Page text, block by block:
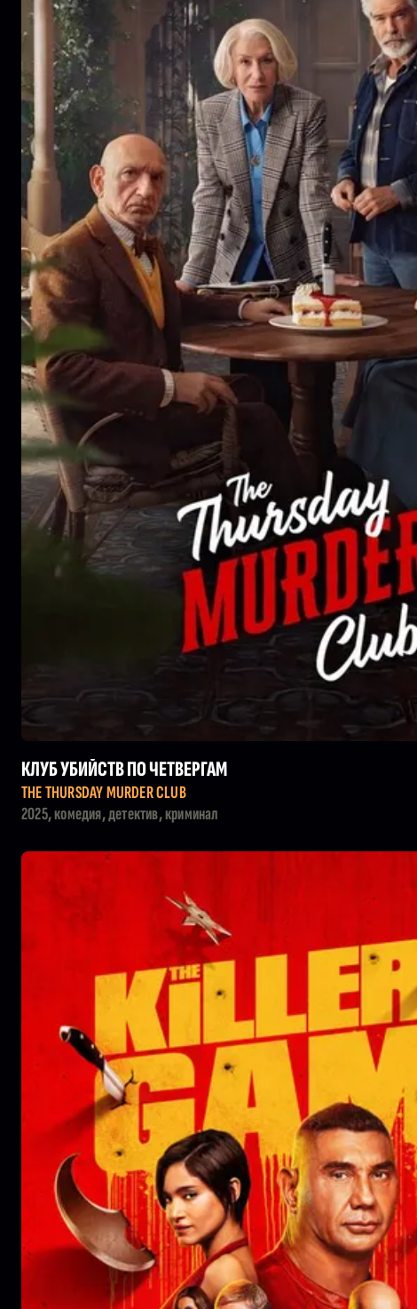
КЛУБ УБИЙСТВ ПО ЧЕТВЕРГАМ
THE THURSDAY MURDER CLUB
2025, комедия, детектив, криминал